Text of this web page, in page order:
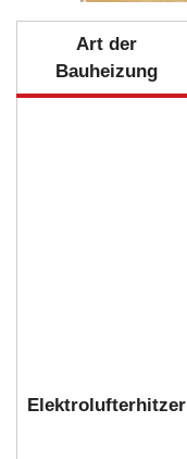
Art der
Bauheizung
Elektrolufterhitzer